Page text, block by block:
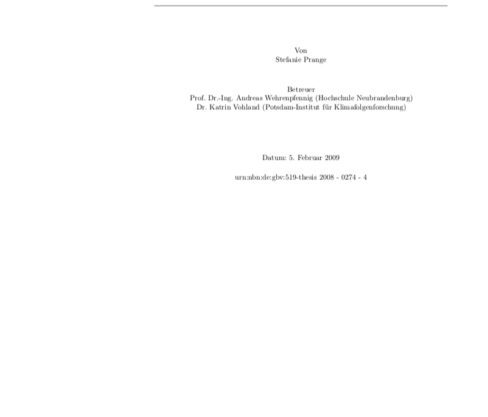
Von
Stefanie Prange
Betreuer
Prof. Dr.-Ing. Andreas Wehrenpfennig (Hochschule Neubrandenburg)
Dr. Katrin Vohland (Potsdam-Institut für Klimafolgenforschung)
Datum: 5. Februar 2009
urn:nbn:de:gbv:519-thesis 2008 - 0274 - 4